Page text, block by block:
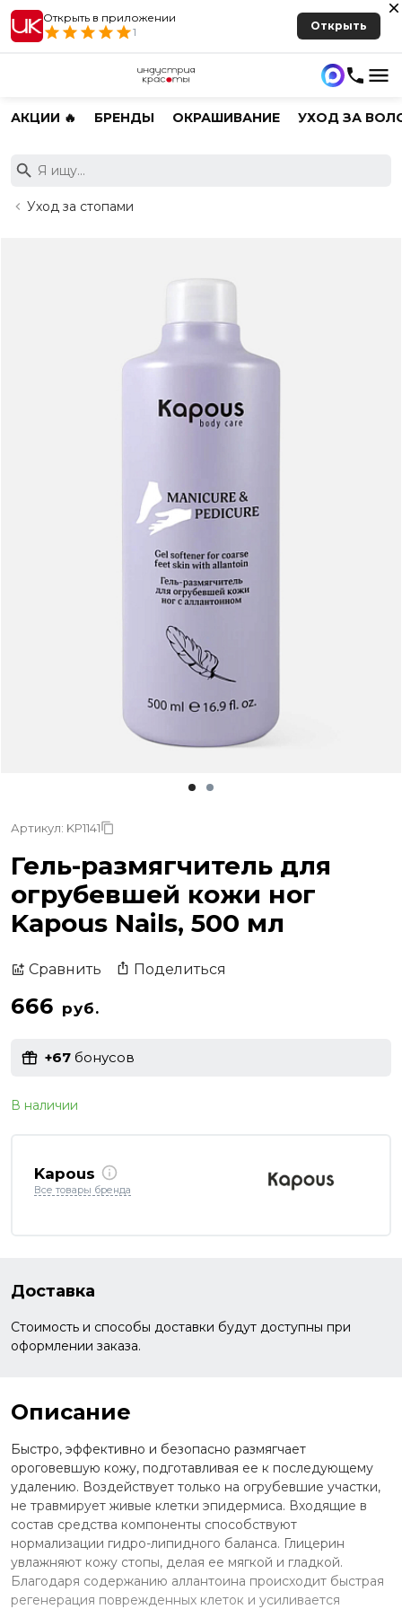
Открыть в приложении
1
Открыть
АКЦИИ 🔥 БРЕНДЫ ОКРАШИВАНИЕ УХОД ЗА
Уход за стопами
Артикул: KP1141
Гель-размягчитель для
огрубевшей кожи ног
Kapous Nails, 500 мл
Сравнить Поделиться
666 руб.
+67 бонусов
В наличии
Kapous
Все товары бренда
Доставка
Стоимость и способы доставки будут доступны при
оформлении заказа.
Описание
Быстро, эффективно и безопасно размягчает
ороговевшую кожу, подготавливая ее к последующему
удалению. Воздействует только на огрубевшие участки,
не травмирует живые клетки эпидермиса. Входящие в
состав средства компоненты способствуют
нормализации гидро-липидного баланса. Глицерин
увлажняют кожу стопы, делая ее мягкой и гладкой.
Благодаря содержанию аллантоина происходит быстрая
регенерация поврежденных клеток и усиливается